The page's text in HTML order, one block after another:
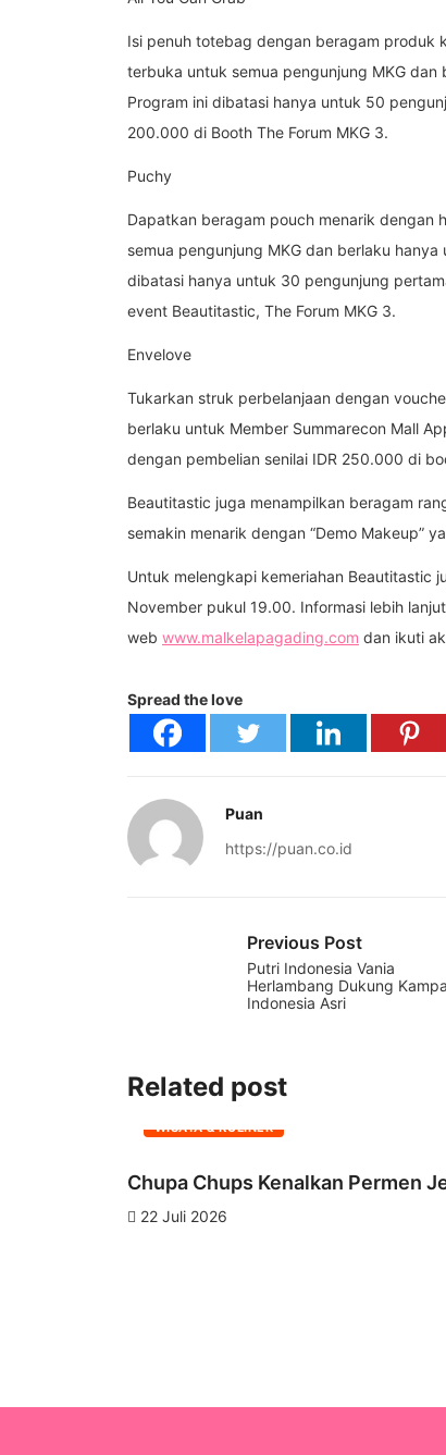
Isi penuh totebag dengan beragam produk
terbuka untuk semua pengunjung MKG
Program ini dibatasi hanya untuk 50
200.000 di Booth The Forum MKG 3.
Puchy
Dapatkan beragam pouch menarik dengan
semua pengunjung MKG dan berlaku
dibatasi hanya untuk 30 pengunjung
event Beautitastic, The Forum MKG 3.
Envelove
Tukarkan struk perbelanjaan dengan
berlaku untuk Member Summarecon Mall
dengan pembelian senilai IDR 250.000 di
Beautitastic juga menampilkan beragam
semakin menarik dengan “Demo Makeup”
Untuk melengkapi kemeriahan Beautitastic
November pukul 19.00. Informasi lebih
web www.malkelapagading.com dan ikuti
Spread the love
Puan
https://puan.co.id
Previous Post
Putri Indonesia Vania
Herlambang Dukung
Indonesia Asri
Related post
WISATA & KULINER
Chupa Chups Kenalkan Permen
22 Juli 2026